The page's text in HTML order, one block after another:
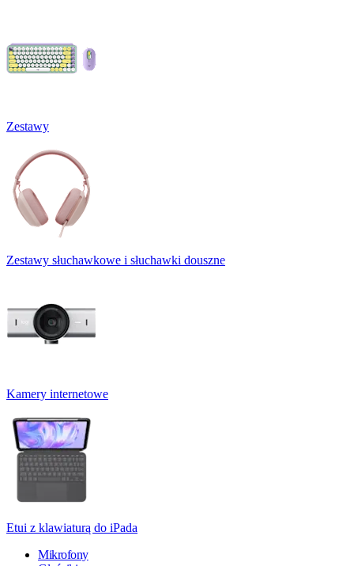
Zestawy
Zestawy słuchawkowe i słuchawki douszne
Kamery internetowe
Etui z klawiaturą do iPada
Mikrofony